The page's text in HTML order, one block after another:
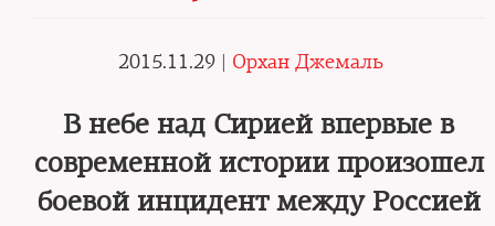
2015.11.29 | Орхан Джемаль
В небе над Сирией впервые в
современной истории произошел
боевой инцидент между Россией